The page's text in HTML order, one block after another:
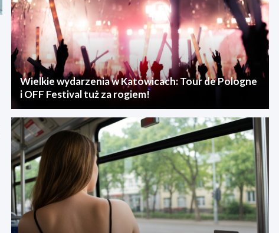
Wielkie wydarzenia w Katowicach: Tour de Pologne
i OFF Festival tuż za rogiem!